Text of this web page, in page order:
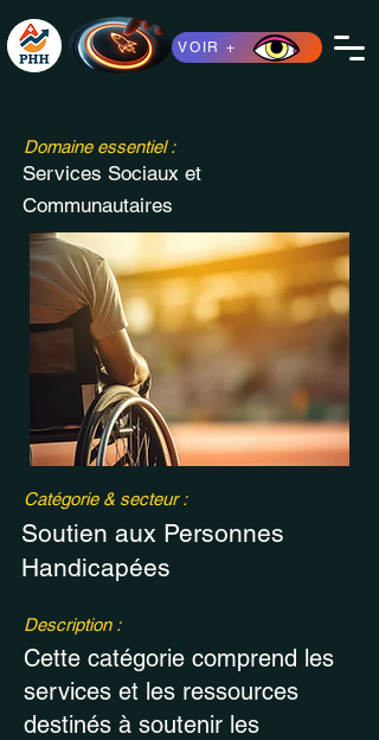
VOIR +
Domaine essentiel :
Services Sociaux et
Communautaires
Catégorie & secteur :
Soutien aux Personnes
Handicapées
Description :
Cette catégorie comprend les
services et les ressources
destinés à soutenir les